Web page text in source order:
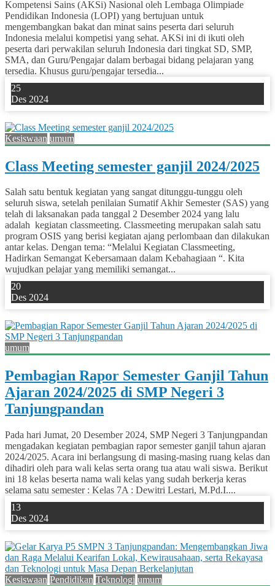
Kompetensi Sains (AKSi) Nasional oleh Lembaga Olimpiade
Pendidikan Indonesia (LOPI) yang bertujuan untuk
mengembangkan bakat dan minat sains peserta dari seluruh
Indonesia melalui kompetisi yang sehat. AKSi ini di ikuti oleh
peserta dari perwakilan seluruh Indonesia dari tingkat SD, SMP,
SMA, dan Guru/Pengajar dalam berbagai bidang pelajaran yang
tersedia. Khusus guru/pengajar tersedia...
25
Des 2024
Kesiswaan umum
Class Meeting semester ganjil 2024/2025
Salah satu bentuk kegiatan yang sangat ditunggu-tunggu oleh
seluruh siswa, setelah penilaian Sumatif Akhir Semester (SAS) yang
telah di laksanakan pada tanggal 2 Desember 2024 yang lalu
adalah kegiatan classmeeting. Classmeeting merupakan salah satu
program OSIS yang berisi kegiatan ajang perlombaan dan dilakukan
antar kelas. Dengan tema: “Melalui Kegiatan Classmeeting,
Hadirkan Semangat Kebersamaan dalam Kebahagiaan “. Kita
wujudkan pelajar yang memiliki semangat...
20
Des 2024
umum
Pembagian Rapor Semester Ganjil Tahun
Ajaran 2024/2025 di SMP Negeri 3
Tanjungpandan
Pada hari Jumat, 20 Desember 2024, SMP Negeri 3 Tanjungpandan
mengadakan kegiatan pembagian rapor semester ganjil tahun ajaran
2024/2025. Acara ini berlangsung di masing-masing ruang kelas dan
dihadiri oleh para wali kelas serta orang tua atau wali siswa. Berikut
ini 18 kelas beserta nama wali kelas yang sudah berkerja keras
selama satu semester : Kelas 7A : Dewitri Lestari, M.Pd.I....
13
Des 2024
Kesiswaan Pendidikan Teknologi umum